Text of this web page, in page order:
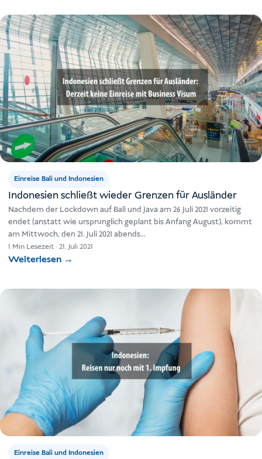
Einreise Bali und Indonesien
Indonesien schließt wieder Grenzen für Ausländer
Nachdem der Lockdown auf Bali und Java am 26 Juli 2021 vorzeitig
endet (anstatt wie ursprünglich geplant bis Anfang August), kommt
am Mittwoch, den 21. Juli 2021 abends…
1 Min Lesezeit ·21. Juli 2021
Weiterlesen →
Einreise Bali und Indonesien